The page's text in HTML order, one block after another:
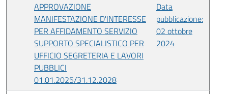
APPROVAZIONE
MANIFESTAZIONE D'INTERESSE
PER AFFIDAMENTO SERVIZIO
SUPPORTO SPECIALISTICO PER
UFFICIO SEGRETERIA E LAVORI
PUBBLICI
01.01.2025/31.12.2028
Data
pubblicazione:
02 ottobre
2024